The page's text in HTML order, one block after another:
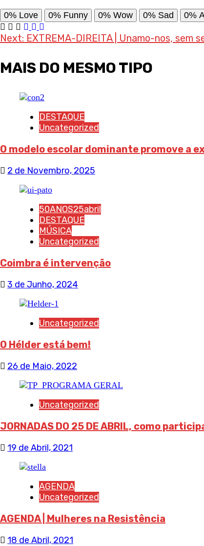
0% Love 0% Funny 0% Wow 0% Sad 0%
Post
Next: EXTREMA-DIREITA | Unamo-nos,
MAIS DO MESMO TIPO
DESTAQUE
Uncategorized
O modelo escolar dominante promove a
2 de Novembro, 2025
50ANOS25abril
DESTAQUE
MÚSICA
Uncategorized
Coimbra é intervenção
3 de Junho, 2024
Uncategorized
O Hélder está bem!
26 de Maio, 2022
Uncategorized
JORNADAS DO 25 DE ABRIL, como
19 de Abril, 2021
AGENDA
Uncategorized
AGENDA | Mulheres na Resistência
18 de Abril, 2021